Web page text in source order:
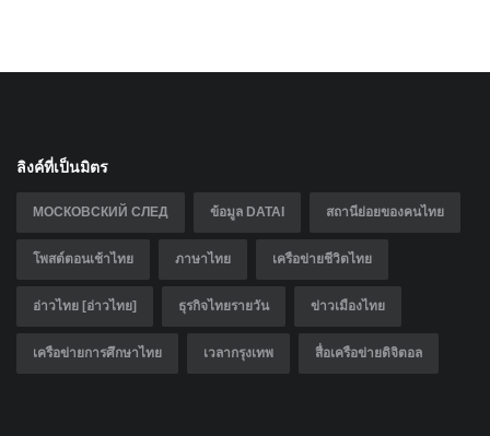
ลิงค์ที่เป็นมิตร
МОСКОВСКИЙ СЛЕД ข้อมูล DATAI สถานีย่อยของคนไทย
โพสต์ตอนเช้าไทย ภาษาไทย เครือข่ายชีวิตไทย
อ่าวไทย [อ่าวไทย] ธุรกิจไทยรายวัน ข่าวเมืองไทย
เครือข่ายการศึกษาไทย เวลากรุงเทพ สื่อเครือข่ายดิจิตอล